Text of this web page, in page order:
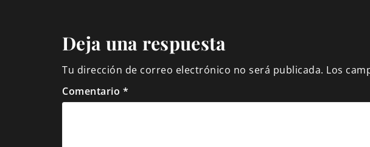
entradas
Deja una respuesta
Tu dirección de correo electrónico no será publicada. Los
Comentario *